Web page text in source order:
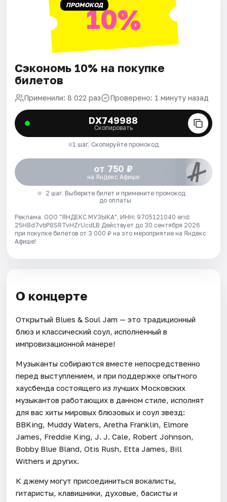
ПРОМОКОД10%
Сэкономь 10% на покупке
билетов
Применили: 8 022 раз Проверено: 1 минуту назад
DX749988
Скопировать
1 шаг. Скопируйте промокод
от 750 ₽
на Яндекс Афише
2 шаг. Выберите билет и примените промокод
до оплаты
Реклама. ООО "ЯНДЕКС МУЗЫКА", ИНН: 9705121040 erid:
25H8d7vbP8SRTvHZrUcdLB Действует до 30 сентября 2026
при покупке билетов от 3 000 ₽ на это мероприятие на Яндекс
Афише!
О концерте
Открытый Blues & Soul Jam — это традиционный
блюз и классический соул, исполненный в
импровизационной манере!
Музыканты собираются вместе непосредственно
перед выступлением, и при поддержке опытного
хаусбенда состоящего из лучших Московских
музыкантов работающих в данном стиле, исполнят
для вас хиты мировых блюзовых и соул звезд:
BBKing, Muddy Waters, Aretha Franklin, Elmore
James, Freddie King, J. J. Cale, Robert Johnson,
Bobby Blue Bland, Otis Rush, Etta James, Bill
Withers и других.
К джему могут присоединиться вокалисты,
гитаристы, клавишники, духовые, басисты и